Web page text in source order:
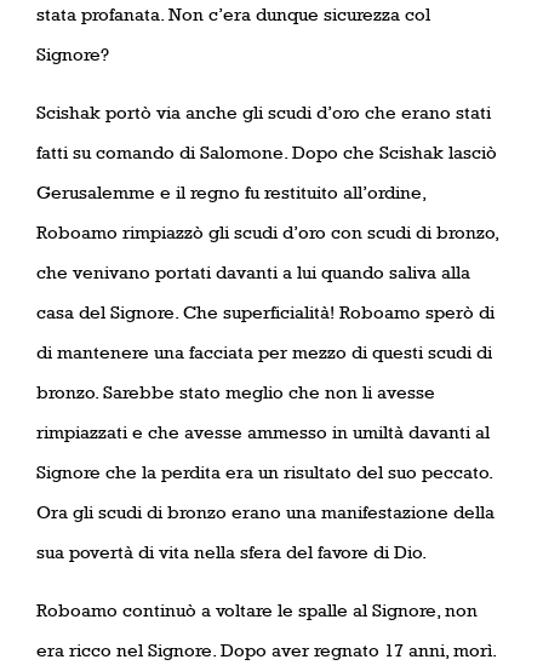
stata profanata. Non c’era dunque sicurezza col
Signore?
Scishak portò via anche gli scudi d’oro che erano stati
fatti su comando di Salomone. Dopo che Scishak lasciò
Gerusalemme e il regno fu restituito all’ordine,
Roboamo rimpiazzò gli scudi d’oro con scudi di bronzo,
che venivano portati davanti a lui quando saliva alla
casa del Signore. Che superficialità! Roboamo sperò di
di mantenere una facciata per mezzo di questi scudi di
bronzo. Sarebbe stato meglio che non li avesse
rimpiazzati e che avesse ammesso in umiltà davanti al
Signore che la perdita era un risultato del suo peccato.
Ora gli scudi di bronzo erano una manifestazione della
sua povertà di vita nella sfera del favore di Dio.
Roboamo continuò a voltare le spalle al Signore, non
era ricco nel Signore. Dopo aver regnato 17 anni, morì.